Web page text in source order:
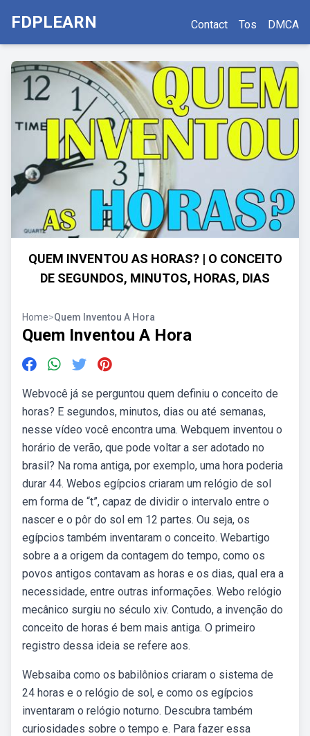
FDPLEARN Contact Tos DMCA
QUEM INVENTOU AS HORAS? | O CONCEITO
DE SEGUNDOS, MINUTOS, HORAS, DIAS
Home>Quem Inventou A Hora
Quem Inventou A Hora
Webvocê já se perguntou quem definiu o conceito de
horas? E segundos, minutos, dias ou até semanas,
nesse vídeo você encontra uma. Webquem inventou o
horário de verão, que pode voltar a ser adotado no
brasil? Na roma antiga, por exemplo, uma hora poderia
durar 44. Webos egípcios criaram um relógio de sol
em forma de “t”, capaz de dividir o intervalo entre o
nascer e o pôr do sol em 12 partes. Ou seja, os
egípcios também inventaram o conceito. Webartigo
sobre a a origem da contagem do tempo, como os
povos antigos contavam as horas e os dias, qual era a
necessidade, entre outras informações. Webo relógio
mecânico surgiu no século xiv. Contudo, a invenção do
conceito de horas é bem mais antiga. O primeiro
registro dessa ideia se refere aos.
Websaiba como os babilônios criaram o sistema de
24 horas e o relógio de sol, e como os egípcios
inventaram o relógio noturno. Descubra também
curiosidades sobre o tempo e. Para fazer essa